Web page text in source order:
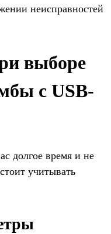
неисправностей
выборе
с USB-
долгое время и не
учитывать